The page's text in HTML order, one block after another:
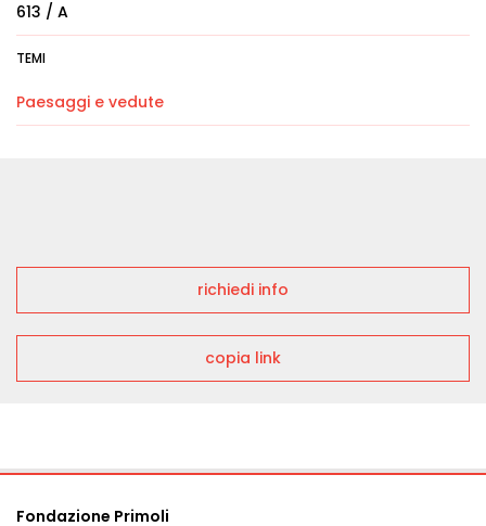
613 / A
TEMI
Paesaggi e vedute
richiedi info
copia link
Fondazione Primoli